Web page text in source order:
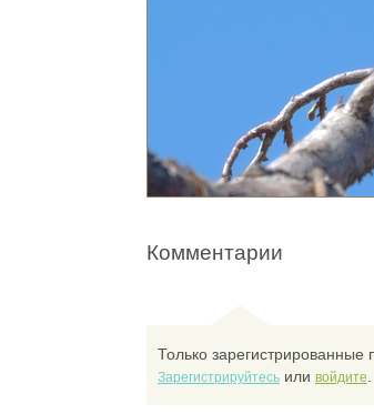
Комментарии
Только зарегистрированные
Зарегистрируйтесь или войдите